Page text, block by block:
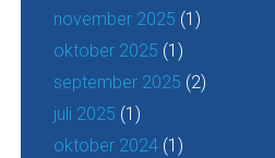
november 2025 (1)
oktober 2025 (1)
september 2025 (2)
juli 2025 (1)
oktober 2024(1)